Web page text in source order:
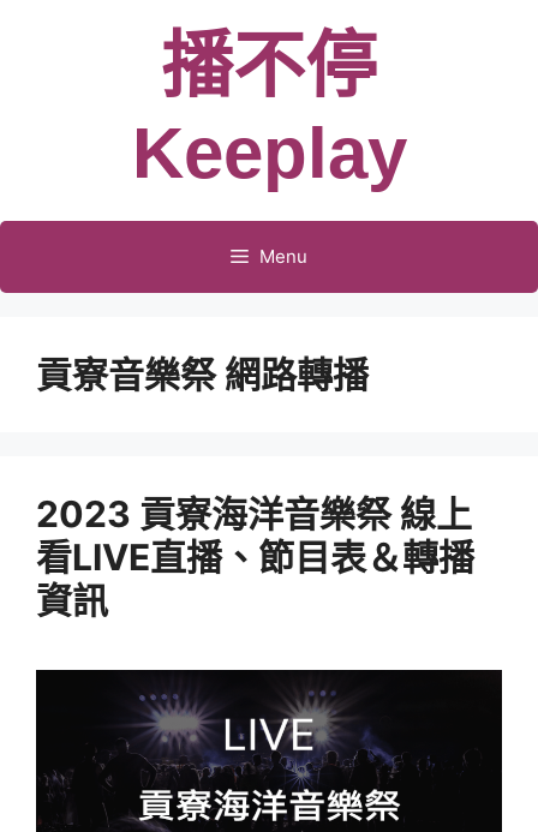
播不停
Keeplay
Menu
貢寮音樂祭 網路轉播
2023 貢寮海洋音樂祭 線上
看LIVE直播、節目表＆轉播
資訊